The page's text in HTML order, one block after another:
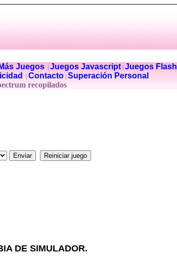
Más Juegos| Juegos Javascript| Juegos Flash
Contacto Superación Personal
recopilados
DE SIMULADOR.